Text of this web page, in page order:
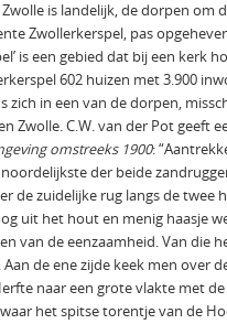
is landelijk, de dorpen om
Zwollerkerspel, pas
is een gebied dat bij een kerk
602 huizen met 3.900
zich in een van de dorpen,
Zwolle. C.W. van der Pot geeft
omstreeks 1900:
der beide
de zuidelijke rug langs de twee
uit het hout en menig haasje
van de eenzaamheid. Van die
de ene zijde keek men over
naar een grote vlakte met
het spitse torentje van de